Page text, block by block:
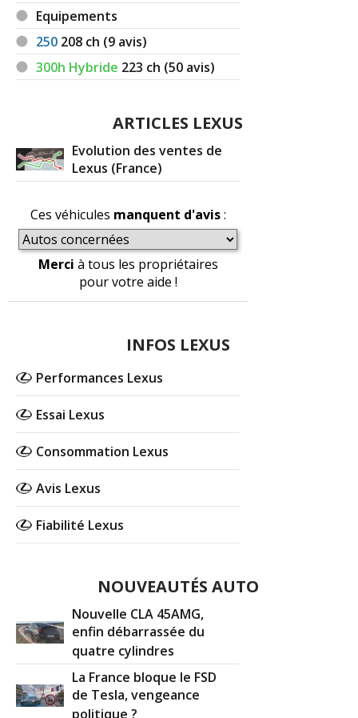
Equipements
250 208 ch (9 avis)
300h Hybride 223 ch (50 avis)
ARTICLES LEXUS
Evolution des ventes de
Lexus (France)
Ces véhicules manquent d'avis:
Merci à tous les propriétaires
pour votre aide !
INFOS LEXUS
Performances Lexus
Essai Lexus
Consommation Lexus
Avis Lexus
Fiabilité Lexus
NOUVEAUTÉS AUTO
Nouvelle CLA 45AMG,
enfin débarrassée du
quatre cylindres
La France bloque le FSD
de Tesla, vengeance